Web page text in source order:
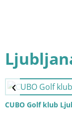
CUBO Golf klub